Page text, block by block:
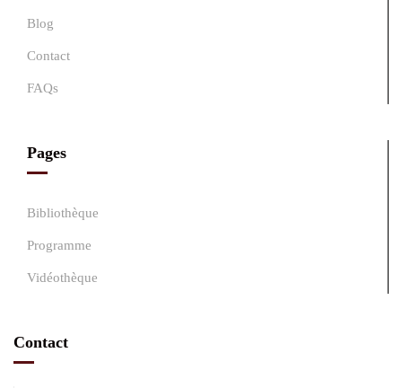
Blog
Contact
FAQs
Pages
Bibliothèque
Programme
Vidéothèque
Contact